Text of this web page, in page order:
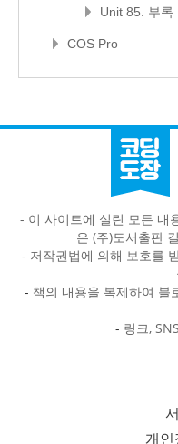
Unit 85. 부록
COS Pro
- 이 사이트에 실린 모든 내
은 (주)도서출판
- 저작권법에 의해 보호를
- 책의 내용을 복제하여 블
- 링크,
개인